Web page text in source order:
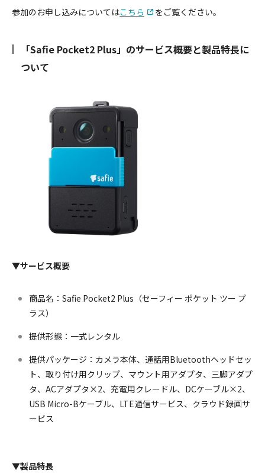
参加のお申し込みについてはこちら をご覧ください。
「Safie Pocket2 Plus」のサービス概要と製品特長に
ついて
▼サービス概要
商品名：Safie Pocket2 Plus（セーフィー ポケット ツー プ
ラス）
提供形態：一式レンタル
提供パッケージ：カメラ本体、通話用Bluetoothヘッドセッ
ト、取り付け用クリップ、マウント用アダプタ、三脚アダプ
タ、ACアダプタ×2、充電用クレードル、DCケーブル×2、
USB Micro-Bケーブル、LTE通信サービス、クラウド録画サ
ービス
▼製品特長